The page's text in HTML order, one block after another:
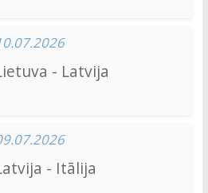
- Latvija
- Itālija